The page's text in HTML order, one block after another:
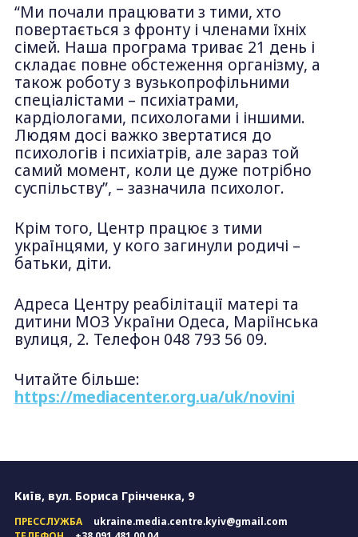
“Ми почали працювати з тими, хто
повертається з фронту і членами їхніх
сімей. Наша програма триває 21 день і
складає повне обстеження організму, а
також роботу з вузькопрофільними
спеціалістами – психіатрами,
кардіологами, психологами і іншими.
Людям досі важко звертатися до
психологів і психіатрів, але зараз той
самий момент, коли це дуже потрібно
суспільству”, – зазначила психолог.
Крім того, Центр працює з тими
українцями, у кого загинули родичі –
батьки, діти.
Адреса Центру реабілітації матері та
дитини МОЗ України Одеса, Маріїнська
вулиця, 2. Телефон 048 793 56 09.
Читайте більше:
https://mediacenter.org.ua/uk/novini
Київ, вул. Бориса Грінченка, 9
ПРЕССЛУЖБА
ukraine.media.centre.kyiv@gmail.com